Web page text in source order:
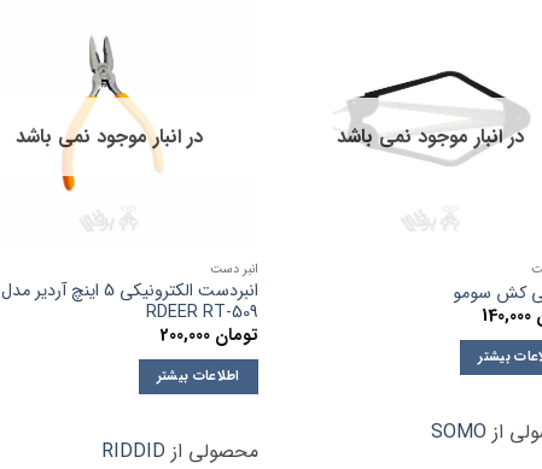
در انبار موجود نمی باشد
کش سومو
بیشتر
از SOMO
در انبار موجود نمی باشد
انبر دست
انبردست الکترونیکی 5 اینچ آردیر مدل
RDEER RT-509
تومان 200,000
اطلاعات بیشتر
محصولی از RIDDID